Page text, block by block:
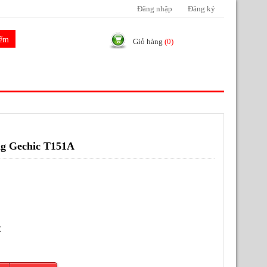
Đăng nhập Đăng ký
Giỏ hàng (0)
Gechic T151A